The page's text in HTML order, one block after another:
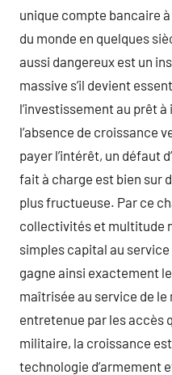
unique compte bancaire
du monde en quelques
aussi dangereux est un
massive s’il devient
l’investissement au prêt
l’absence de croissance
payer l’intérêt, un défaut
fait à charge est bien sur
plus fructueuse. Par ce
collectivités et multitude
simples capital au service
gagne ainsi exactement
maîtrisée au service de
entretenue par les accès
militaire, la croissance
technologie d’armement